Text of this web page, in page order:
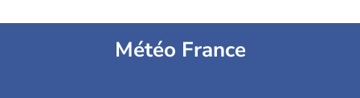
Météo France